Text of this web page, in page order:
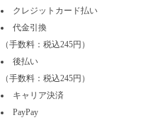
クレジットカード払い
代金引換
（手数料：税込245円）
後払い
（手数料：税込245円）
キャリア決済
PayPay